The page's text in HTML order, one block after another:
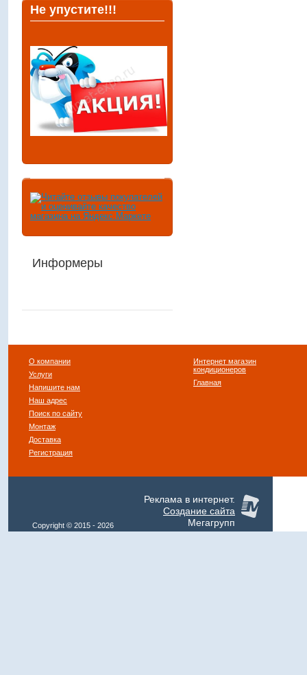
Не упустите!!!
Информеры
О компании
Услуги
Напишите нам
Наш адрес
Поиск по сайту
Монтаж
Доставка
Регистрация
Интернет магазин
кондиционеров
Главная
Реклама в интернет.
Создание сайта
Мегагрупп
Copyright © 2015 - 2026
Klimat-Expo